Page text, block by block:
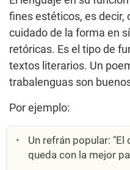
fines estéticos, es decir,
cuidado de la forma en
retóricas. Es el tipo de
textos literarios. Un
trabalenguas son
Por ejemplo:
Un refrán popular: "El
queda con la mejor